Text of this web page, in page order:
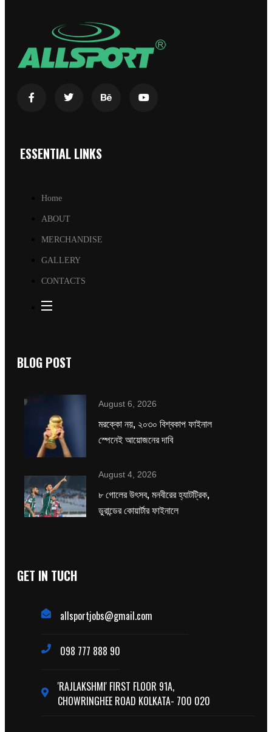
ESSENTIAL LINKS
Home
ABOUT
MERCHANDISE
GALLERY
CONTACTS
BLOG POST
August 6, 2026
মরক্কো নয়, ২০৩০ বিশ্বকাপ ফাইনাল
স্পেনেই আয়োজনের দাবি
August 4, 2026
৮ গোলের উৎসব, মনবীরের হ্যাটট্রিক,
ডুরান্ডের কোয়ার্টার ফাইনালে
GET IN TUCH
allsportjobs@gmail.com
098 777 888 90
'RAJLAKSHMI' FIRST FLOOR 91A,
CHOWRINGHEE ROAD KOLKATA- 700 020